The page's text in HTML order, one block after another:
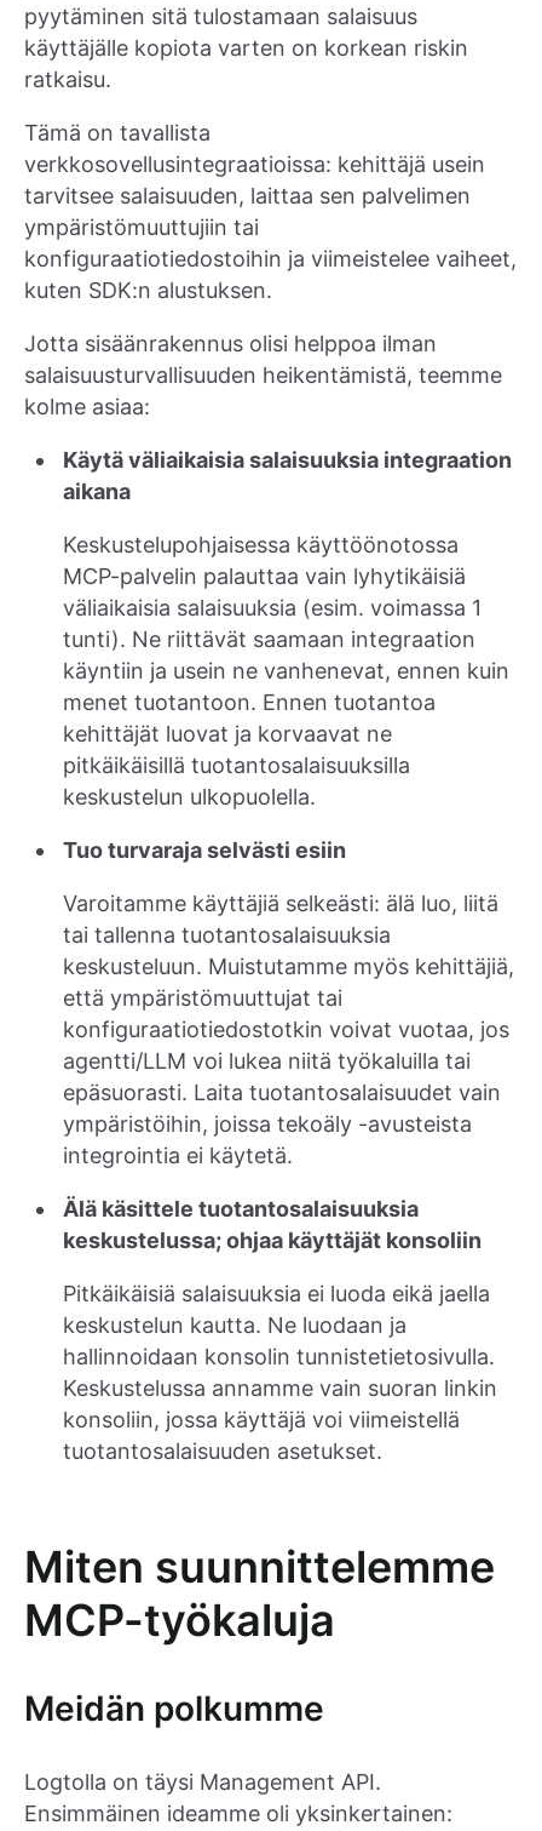
pyytäminen sitä tulostamaan salaisuus
käyttäjälle kopiota varten on korkean riskin
ratkaisu.
Tämä on tavallista
verkkosovellusintegraatioissa: kehittäjä usein
tarvitsee salaisuuden, laittaa sen palvelimen
ympäristömuuttujiin tai
konfiguraatiotiedostoihin ja viimeistelee vaiheet,
kuten SDK:n alustuksen.
Jotta sisäänrakennus olisi helppoa ilman
salaisuusturvallisuuden heikentämistä, teemme
kolme asiaa:
Käytä väliaikaisia salaisuuksia integraation
aikana
Keskustelupohjaisessa käyttöönotossa
MCP-palvelin palauttaa vain lyhytikäisiä
väliaikaisia salaisuuksia (esim. voimassa 1
tunti). Ne riittävät saamaan integraation
käyntiin ja usein ne vanhenevat, ennen kuin
menet tuotantoon. Ennen tuotantoa
kehittäjät luovat ja korvaavat ne
pitkäikäisillä tuotantosalaisuuksilla
keskustelun ulkopuolella.
Tuo turvaraja selvästi esiin
Varoitamme käyttäjiä selkeästi: älä luo, liitä
tai tallenna tuotantosalaisuuksia
keskusteluun. Muistutamme myös kehittäjiä,
että ympäristömuuttujat tai
konfiguraatiotiedostotkin voivat vuotaa, jos
agentti/LLM voi lukea niitä työkaluilla tai
epäsuorasti. Laita tuotantosalaisuudet vain
ympäristöihin, joissa tekoäly -avusteista
integrointia ei käytetä.
Älä käsittele tuotantosalaisuuksia
keskustelussa; ohjaa käyttäjät konsoliin
Pitkäikäisiä salaisuuksia ei luoda eikä jaella
keskustelun kautta. Ne luodaan ja
hallinnoidaan konsolin tunnistetietosivulla.
Keskustelussa annamme vain suoran linkin
konsoliin, jossa käyttäjä voi viimeistellä
tuotantosalaisuuden asetukset.
Miten suunnittelemme
MCP-työkaluja
Meidän polkumme
Logtolla on täysi Management API.
Ensimmäinen ideamme oli yksinkertainen: